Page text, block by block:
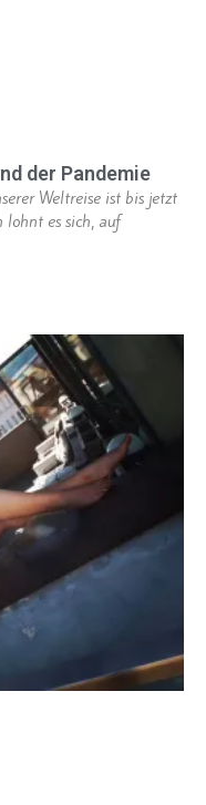
der Pandemie
Weltreise ist bis jetzt
lohnt es sich, auf